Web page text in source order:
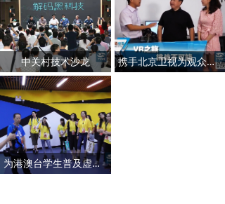
中关村技术沙龙 携手北京卫视为观众普及虚拟现实技术
为港澳台学生普及虚拟现实技术